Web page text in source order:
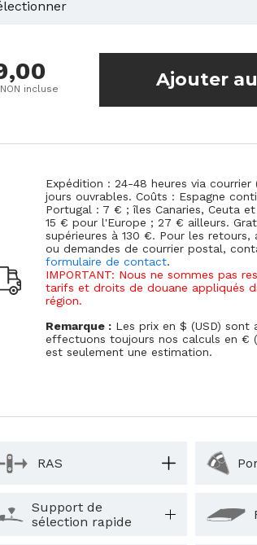
incluse Ajouter
Expédition : 24-48 heures via courrier
jours ouvrables. Coûts : Espagne
Portugal : 7 € ; îles Canaries, Ceuta
15 € pour l'Europe ; 27 € ailleurs.
supérieures à 130 €. Pour les
ou demandes de courrier postal,
formulaire de contact.
IMPORTANT: Nous ne sommes pas
tarifs et droits de douane appliqués
région.
Remarque : Les prix en $ (USD) sont
effectuons toujours nos calculs en €
est seulement une estimation.
RAS
Support de
sélection rapide